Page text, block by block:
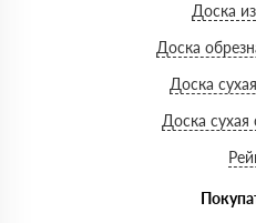
Доска
Доска
Доска
Доска сухая